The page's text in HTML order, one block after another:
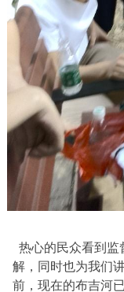
热心的民众看到监
解，同时也为我们
前，现在的布吉河